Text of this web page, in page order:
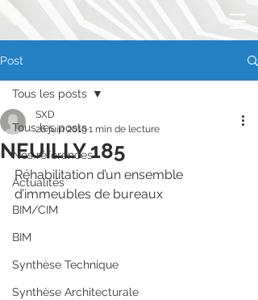
Post
Tous les posts
Nos références
Actualités
BIM/CIM
BIM
Synthèse Technique
Synthèse Architecturale
Tous les posts
NEUILLY 185
SXD
26 juin 20191 min de lecture
Réhabilitation d’un ensemble
d’immeubles de bureaux